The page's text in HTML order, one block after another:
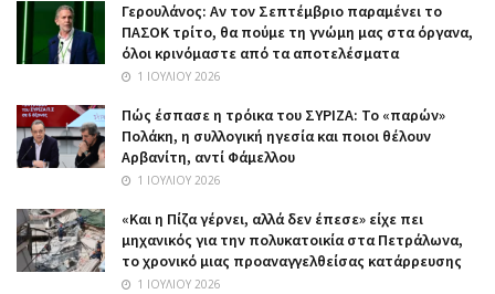
Γερουλάνος: Αν τον Σεπτέμβριο παραμένει το
ΠΑΣΟΚ τρίτο, θα πούμε τη γνώμη μας στα όργανα,
όλοι κρινόμαστε από τα αποτελέσματα
1 ΙΟΥΛΊΟΥ 2026
Πώς έσπασε η τρόικα του ΣΥΡΙΖΑ: Το «παρών»
Πολάκη, η συλλογική ηγεσία και ποιοι θέλουν
Αρβανίτη, αντί Φάμελλου
1 ΙΟΥΛΊΟΥ 2026
«Και η Πίζα γέρνει, αλλά δεν έπεσε» είχε πει
μηχανικός για την πολυκατοικία στα Πετράλωνα,
το χρονικό μιας προαναγγελθείσας κατάρρευσης
1 ΙΟΥΛΊΟΥ 2026